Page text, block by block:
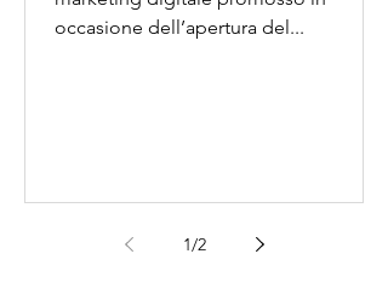
occasione dell’apertura del...
1/2